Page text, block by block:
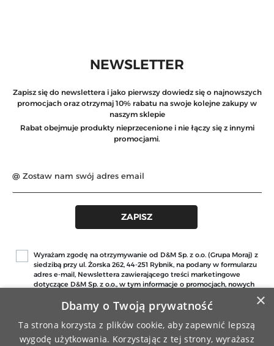
NEWSLETTER
Zapisz się do newslettera i jako pierwszy dowiedz się o najnowszych
promocjach oraz otrzymaj 10% rabatu na swoje kolejne zakupy w
naszym sklepie
Rabat obejmuje produkty nieprzecenione i nie łączy się z innymi
promocjami.
Wyrażam zgodę na otrzymywanie od D&M Sp. z o.o. (Grupa Moraj) z
siedzibą przy ul. Żorska 262, 44-251 Rybnik, na podany w formularzu
adres e-mail, Newslettera zawierającego treści marketingowe
dotyczące D&M Sp. z o.o., w tym informacje o promocjach, nowych
do wycofania zgody w każdym czasie. Wycofanie zgody nie ma
wpływu na zgodność z prawem przetwarzania dokonanego przed
jej wycofaniem.
×
Dbamy o Twoją prywatność
Ta strona korzysta z plików cookie, aby zapewnić lepszą
wygodę użytkowania. Korzystając z tej strony, wyrażasz